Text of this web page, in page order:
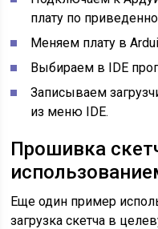
плату по
Меняем плату в
Выбираем в IDE
Записываем
из меню IDE.
Прошивка
Еще один пример
загрузка скетча в